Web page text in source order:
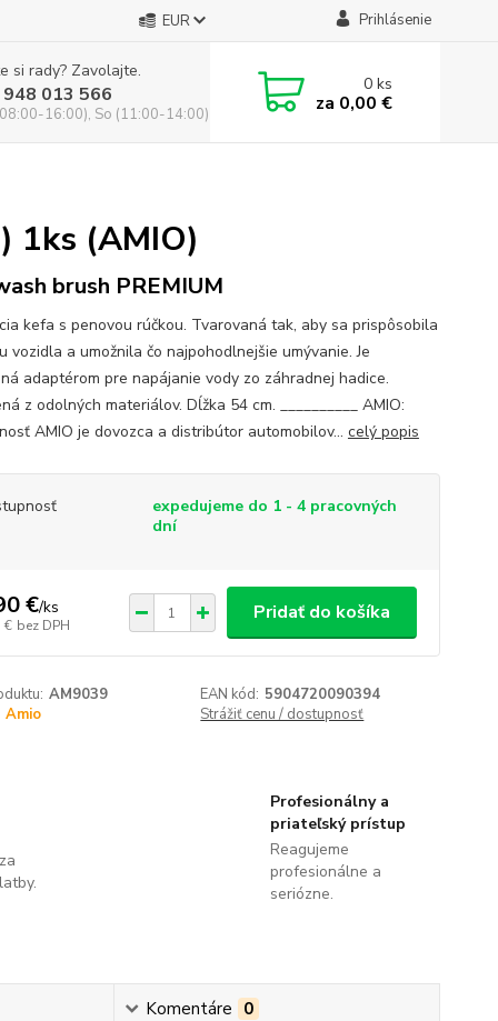
EUR Prihlásenie
si rady? Zavolajte.
013 566
16:00), So (11:00-14:00)
0ks
za 0,00 €
1ks (AMIO)
brush PREMIUM
kefa s penovou rúčkou. Tvarovaná tak, aby sa prispôsobila
vozidla a umožnila čo najpohodlnejšie umývanie. Je
adaptérom pre napájanie vody zo záhradnej hadice.
z odolných materiálov. Dĺžka 54 cm. __________ AMIO:
AMIO je dovozca a distribútor automobilov... celý popis
expedujeme do 1 - 4 pracovných
dní
€/ks
€ bez DPH
Pridať do košíka
AM9039 EAN kód: 5904720090394
Amio
Strážiť cenu / dostupnosť
Profesionálny a
priateľský prístup
Reagujeme
profesionálne a
seriózne.
Komentáre 0